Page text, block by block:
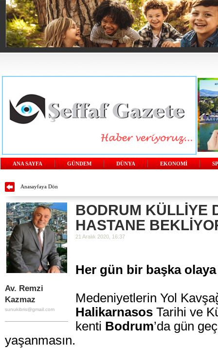
ANA SAYFA GÜNDEM DÜNYA EKONOMİ
Anasayfaya Dön
Av. Remzi
Kazmaz
sunukibris@gmail.com
BODRUM KÜLLİYE
HASTANE
21 Aralık 2020, 16:37
Her gün bir başka
Medeniyetlerin Yol
Halikarnasos Tarihi ve
kenti Bodrum’da gün
yaşanmasın.